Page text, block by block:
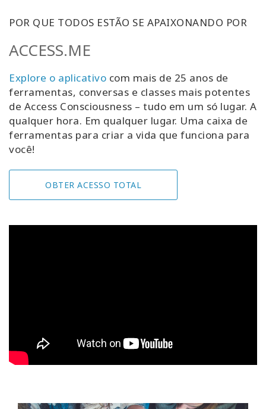
POR QUE TODOS ESTÃO SE APAIXONANDO POR
ACCESS.ME
Explore o aplicativo com mais de 25 anos de
ferramentas, conversas e classes mais potentes
de Access Consciousness – tudo em um só lugar. A
qualquer hora. Em qualquer lugar. Uma caixa de
ferramentas para criar a vida que funciona para
você!
OBTER ACESSO TOTAL